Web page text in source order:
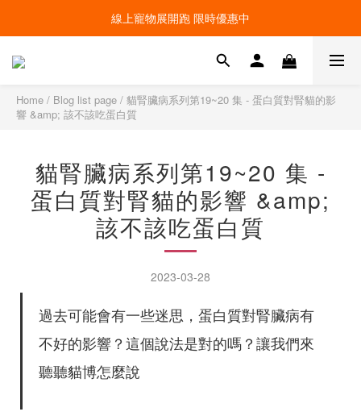
線上寵物展開跑 限時優惠中
線上寵物展開跑 限時優惠中
加入會員，現領100元購物金 ! 立即登入
Home / Blog list page / 貓腎臟病系列第19~20 集 - 蛋白質對腎貓的影
響 &amp; 該不該吃蛋白質
貓腎臟病系列第19~20 集 -
蛋白質對腎貓的影響 &amp;
該不該吃蛋白質
2023-03-28
過去可能會有一些迷思，蛋白質對腎臟病有
不好的影響？這個說法是對的嗎？讓我們來
聽聽貓博怎麼說